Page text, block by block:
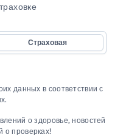
Страховая
данных в соответствии с
о здоровье, новостей
о проверках!